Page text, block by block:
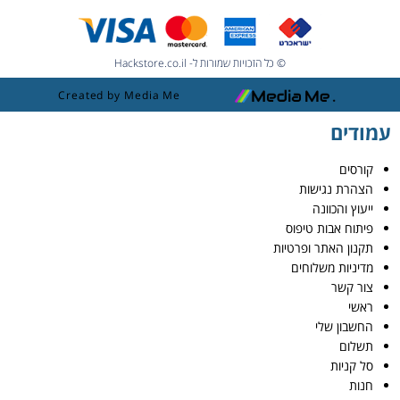
© כל הזכויות שמורות ל- Hackstore.co.il
Created by Media Me
עמודים
קורסים
הצהרת נגישות
ייעוץ והכוונה
פיתוח אבות טיפוס
תקנון האתר ופרטיות
מדיניות משלוחים
צור קשר
ראשי
החשבון שלי
תשלום
סל קניות
חנות